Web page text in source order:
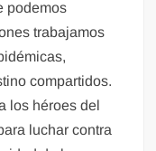
podemos
trabajamos
compartidos.
los héroes del
luchar contra